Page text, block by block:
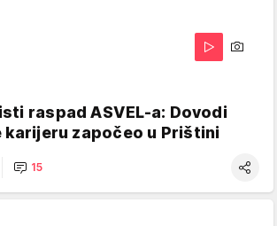
raspad ASVEL-a: Dovodi
karijeru započeo u Prištini
15